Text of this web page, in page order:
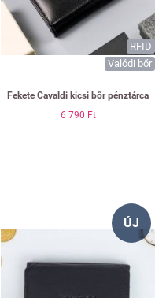
RFID
Valódi bőr
Fekete Cavaldi kicsi bőr pénztárca
6 790 Ft
ÚJ